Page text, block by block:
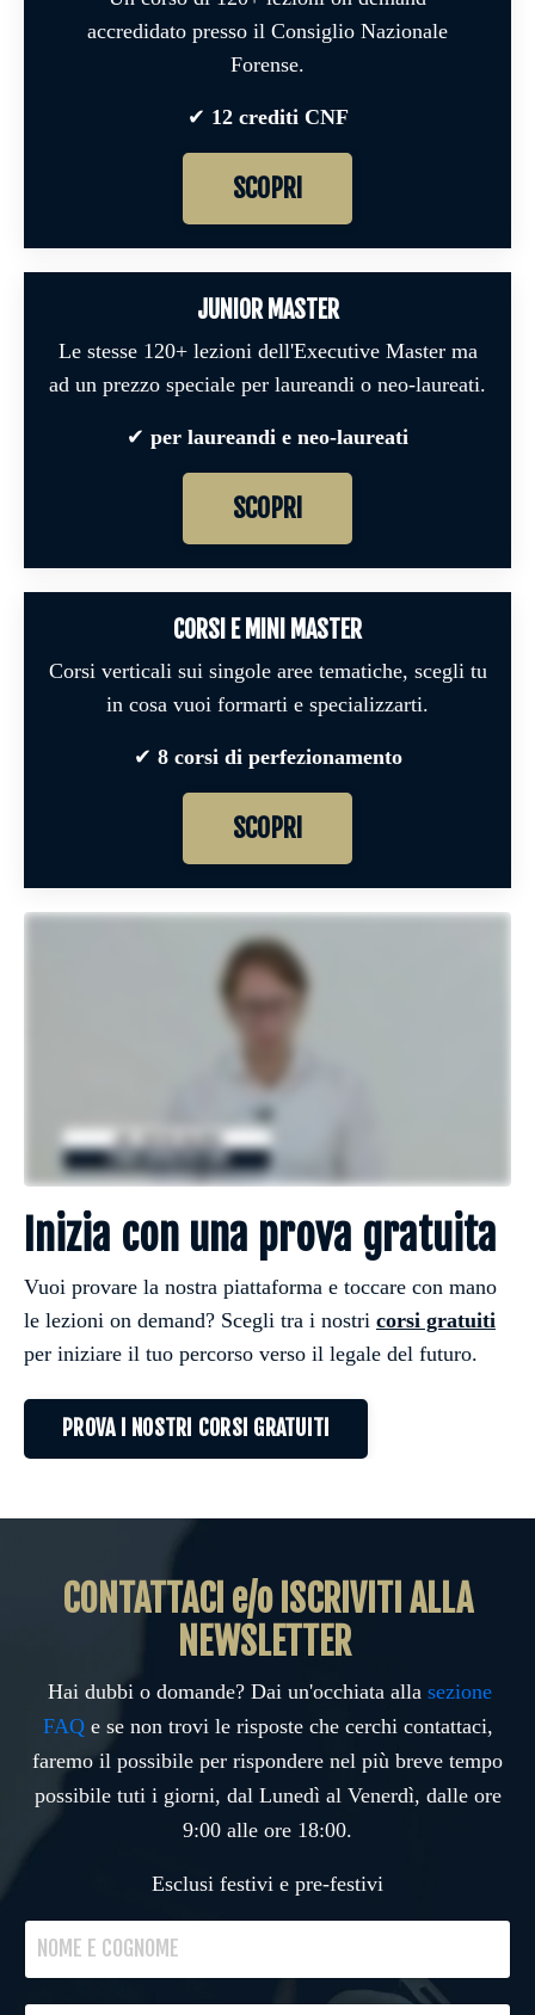
accredidato presso il Consiglio Nazionale
Forense.
✔︎ 12 crediti CNF
SCOPRI
JUNIOR MASTER
Le stesse 120+ lezioni dell'Executive Master ma
ad un prezzo speciale per laureandi o neo-laureati.
✔︎ per laureandi e neo-laureati
SCOPRI
CORSI E MINI MASTER
Corsi verticali sui singole aree tematiche, scegli tu
in cosa vuoi formarti e specializzarti.
✔︎ 8 corsi di perfezionamento
SCOPRI
Inizia con una prova gratuita
Vuoi provare la nostra piattaforma e toccare con mano
le lezioni on demand? Scegli tra i nostri corsi gratuiti
per iniziare il tuo percorso verso il legale del futuro.
PROVA I NOSTRI CORSI GRATUITI
CONTATTACI e/o ISCRIVITI ALLA
NEWSLETTER
Hai dubbi o domande? Dai un'occhiata alla sezione
FAQ e se non trovi le risposte che cerchi contattaci,
faremo il possibile per rispondere nel più breve tempo
possibile tuti i giorni, dal Lunedì al Venerdì, dalle ore
9:00 alle ore 18:00.
Esclusi festivi e pre-festivi